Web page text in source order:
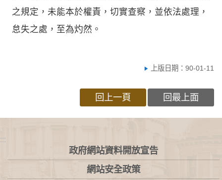
之規定，未能本於權責，切實查察，並依法處理，
怠失之處，至為灼然。
上版日期：90-01-11
回上一頁 回最上面
:::
政府網站資料開放宣告
網站安全政策